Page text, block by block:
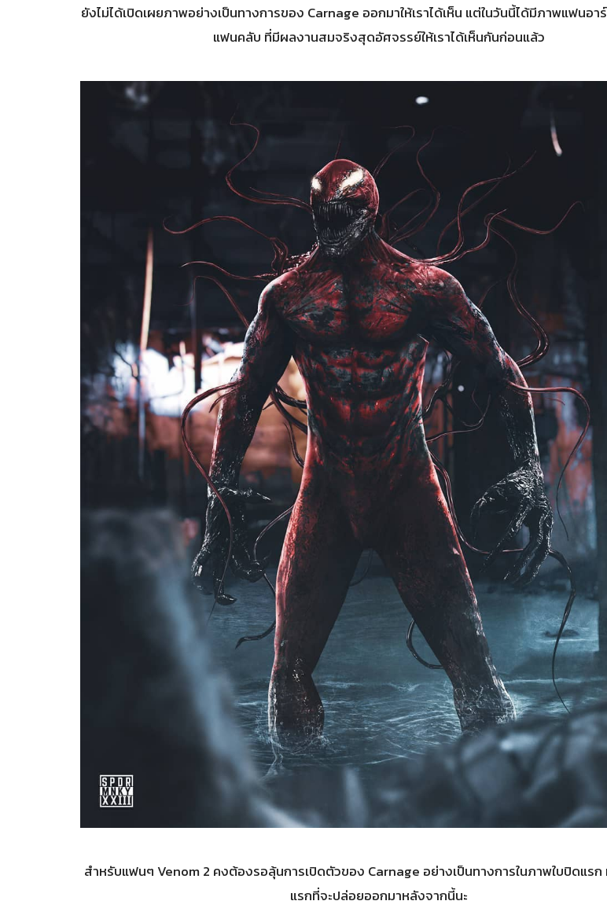
ยังไม่ได้เปิดเผยภาพอย่างเป็นทางการของ Carnage ออกมาให้เราได้เห็น แต่ในวันนี้ได้มีภาพแฟนอ
แฟนคลับ ที่มีผลงานสมจริงสุดอัศจรรย์ให้เราได้เห็นกันก่อนแล้ว
สำหรับแฟนๆ Venom 2 คงต้องรอลุ้นการเปิดตัวของ Carnage อย่างเป็นทางการในภาพใบปิดแร
แรกที่จะปล่อยออกมาหลังจากนี้นะ